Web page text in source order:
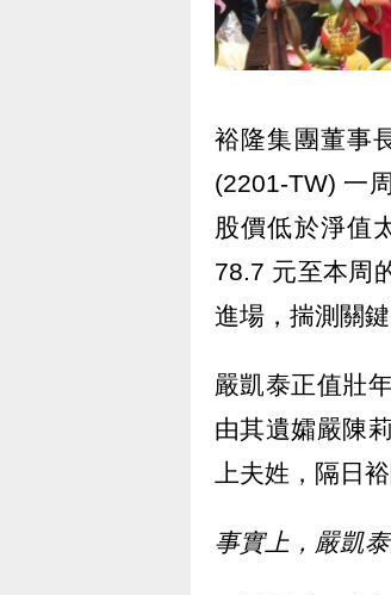
裕隆集團董事
(2201-TW) 一
股價低於淨值
78.7 元至本周
進場，揣測關
嚴凱泰正值壯
由其遺孀嚴陳
上夫姓，隔日
事實上，嚴凱